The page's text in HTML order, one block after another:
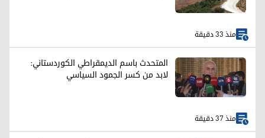
منذ 33 دقيقة
المتحدث باسم الديمقراطي الكوردستاني:
لابد من كسر الجمود السياسي
منذ 37 دقيقة